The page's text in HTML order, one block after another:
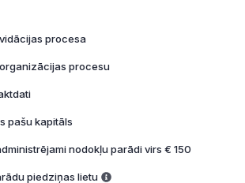
procesa
procesu
pašu kapitāls
nodokļu parādi virs € 150
piedziņas lietu